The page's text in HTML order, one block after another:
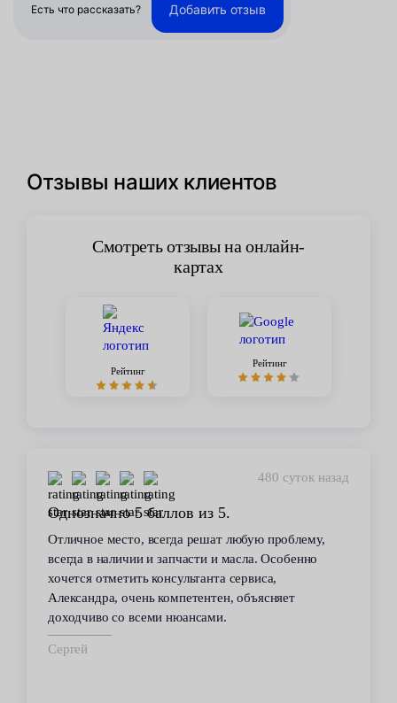
Есть что рассказать? Добавить отзыв
Отзывы наших клиентов
Смотреть отзывы на онлайн-
картах
Рейтинг
Рейтинг
452 суток назад
Стабильное качество
В течение 6 лет пользуюсь услугами данного
сервиса. Высокий профессионализм персонала
всегда помогал решить возникающие с
автомобилем проблемы. Все работы по
техобслуживанию проводились качественно и в
срок.